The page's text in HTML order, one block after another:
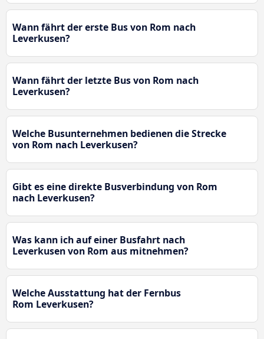
Wann fährt der erste Bus von Rom nach
Leverkusen?
Wann fährt der letzte Bus von Rom nach
Leverkusen?
Welche Busunternehmen bedienen die Strecke
von Rom nach Leverkusen?
Gibt es eine direkte Busverbindung von Rom
nach Leverkusen?
Was kann ich auf einer Busfahrt nach
Leverkusen von Rom aus mitnehmen?
Welche Ausstattung hat der Fernbus
Rom Leverkusen?